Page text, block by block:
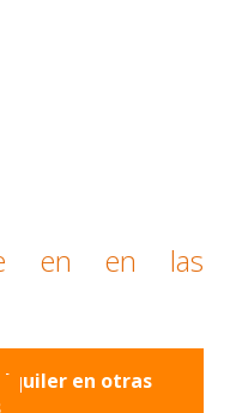
en en las
en otras